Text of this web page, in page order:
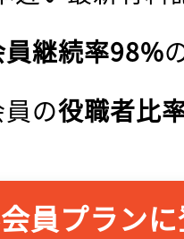
継続率98%
の役職者比
員プラン